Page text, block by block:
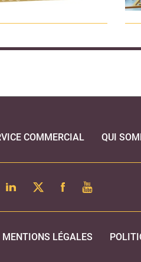
COMMERCIAL QUI
LINKEDINTWITTERFACEBOOK
YOUTUBE
MENTIONS LÉGALES